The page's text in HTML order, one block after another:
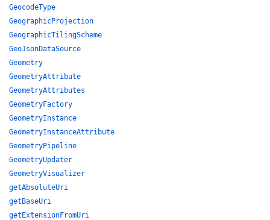
GeocodeType
GeographicProjection
GeographicTilingScheme
GeoJsonDataSource
Geometry
GeometryAttribute
GeometryAttributes
GeometryFactory
GeometryInstance
GeometryInstanceAttribute
GeometryPipeline
GeometryUpdater
GeometryVisualizer
getAbsoluteUri
getBaseUri
getExtensionFromUri